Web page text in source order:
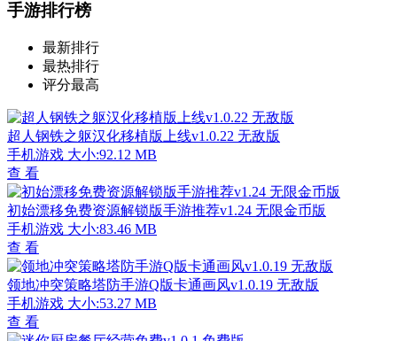
手游排行榜
最新排行
最热排行
评分最高
超人钢铁之躯汉化移植版上线v1.0.22 无敌版
手机游戏 大小:92.12 MB
查 看
初始漂移免费资源解锁版手游推荐v1.24 无限金币版
手机游戏 大小:83.46 MB
查 看
领地冲突策略塔防手游Q版卡通画风v1.0.19 无敌版
手机游戏 大小:53.27 MB
查 看